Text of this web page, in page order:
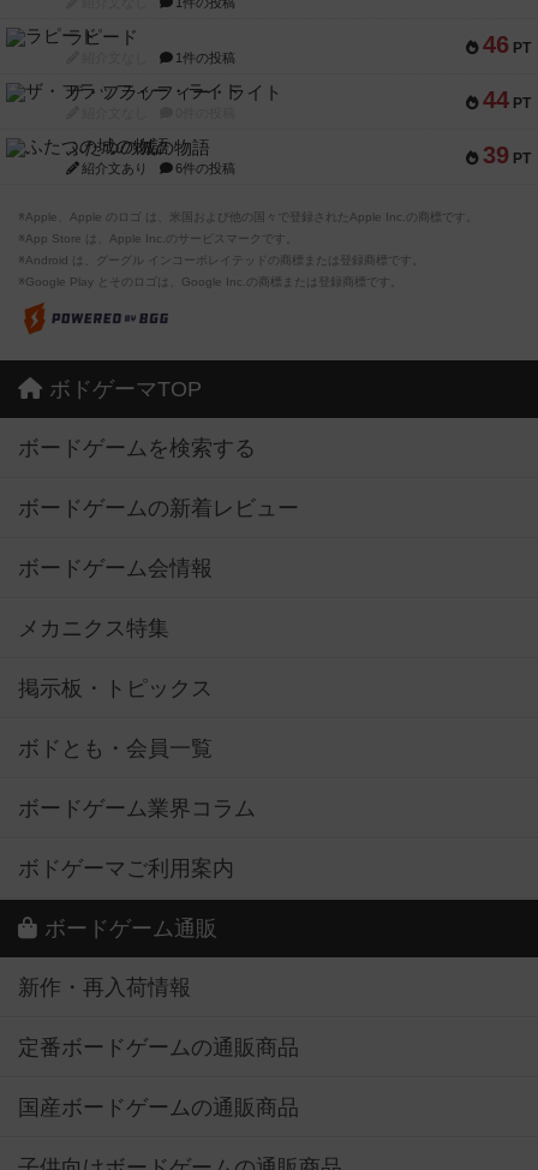
46 PT
ラピード
1件の投稿
44 PT
ザ・フラッフィー・ライト
39 PT
ふたつの城の物語
紹介文あり 6件の投稿
※Apple、Apple のロゴ は、米国および他の国々で登録されたApple Inc.の商標です。
※App Store は、Apple Inc.のサービスマークです。
※Android は、グーグル インコーポレイテッドの商標または登録商標です。
※Google Play とそのロゴは、Google Inc.の商標または登録商標です。
ボドゲーマTOP
ボードゲームを検索する
ボードゲームの新着レビュー
ボードゲーム会情報
メカニクス特集
掲示板・トピックス
ボドとも・会員一覧
ボードゲーム業界コラム
ボドゲーマご利用案内
ボードゲーム通販
新作・再入荷情報
定番ボードゲームの通販商品
国産ボードゲームの通販商品